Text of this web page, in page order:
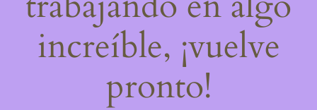
increíble, ¡vuelve
pronto!